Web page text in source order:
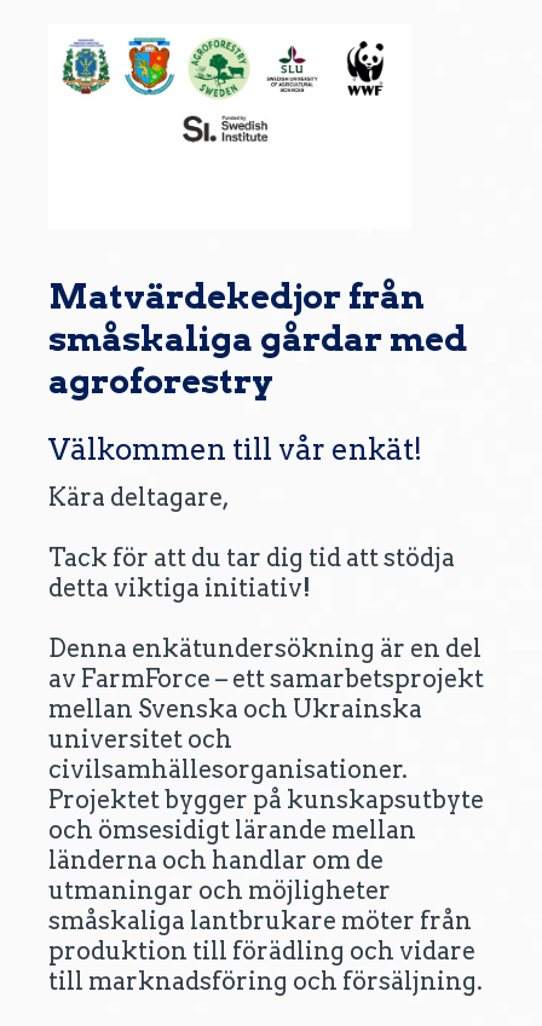
Matvärdekedjor från
småskaliga gårdar med
agroforestry
Välkommen till vår enkät!
Kära deltagare,
Tack för att du tar dig tid att stödja
detta viktiga initiativ!
Denna enkätundersökning är en del
av FarmForce – ett samarbetsprojekt
mellan Svenska och Ukrainska
universitet och
civilsamhällesorganisationer.
Projektet bygger på kunskapsutbyte
och ömsesidigt lärande mellan
länderna och handlar om de
utmaningar och möjligheter
småskaliga lantbrukare möter från
produktion till förädling och vidare
till marknadsföring och försäljning.